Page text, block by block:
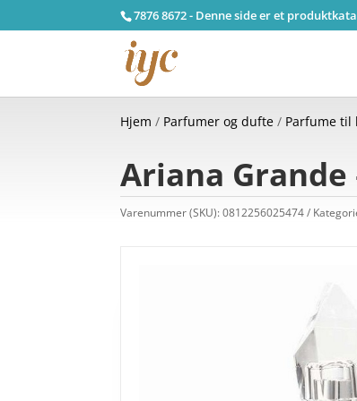
7876 8672 - Denne side er et
Hjem / Parfumer og dufte / Parfume til
Ariana Grande
Varenummer (SKU):0812256025474